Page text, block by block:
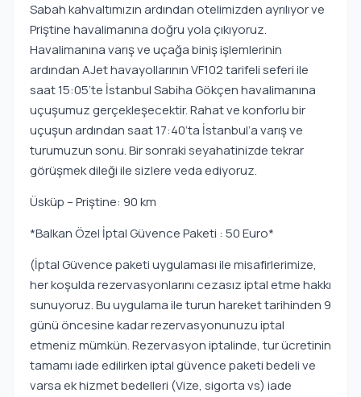
Sabah kahvaltımızın ardından otelimizden ayrılıyor ve
Priştine havalimanına doğru yola çıkıyoruz.
Havalimanına varış ve uçağa biniş işlemlerinin
ardından AJet havayollarının VF102 tarifeli seferi ile
saat 15:05’te İstanbul Sabiha Gökçen havalimanına
uçuşumuz gerçekleşecektir. Rahat ve konforlu bir
uçuşun ardından saat 17:40’ta İstanbul’a varış ve
turumuzun sonu. Bir sonraki seyahatinizde tekrar
görüşmek dileği ile sizlere veda ediyoruz.
Üsküp – Priştine: 90 km
*Balkan Özel İptal Güvence Paketi : 50 Euro*
(İptal Güvence paketi uygulaması ile misafirlerimize,
her koşulda rezervasyonlarını cezasız iptal etme hakkı
sunuyoruz. Bu uygulama ile turun hareket tarihinden 9
günü öncesine kadar rezervasyonunuzu iptal
etmeniz mümkün. Rezervasyon iptalinde, tur ücretinin
tamamı iade edilirken iptal güvence paketi bedeli ve
varsa ek hizmet bedelleri (Vize, sigorta vs) iade